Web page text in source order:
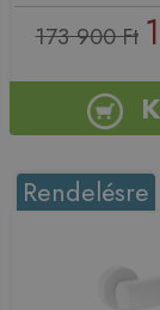
173 900 Ft
Rendelésre